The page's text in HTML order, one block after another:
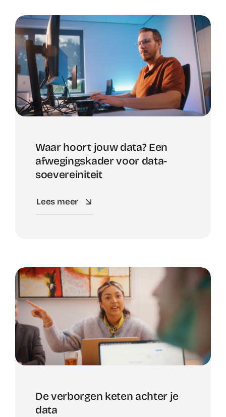
Waar hoort jouw data? Een
afwegingskader voor data-
soevereiniteit
Lees meer
De verborgen keten achter je
data